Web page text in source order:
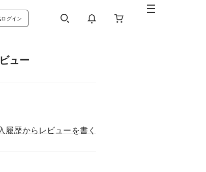
ログイン
ュー
履歴からレビューを書く